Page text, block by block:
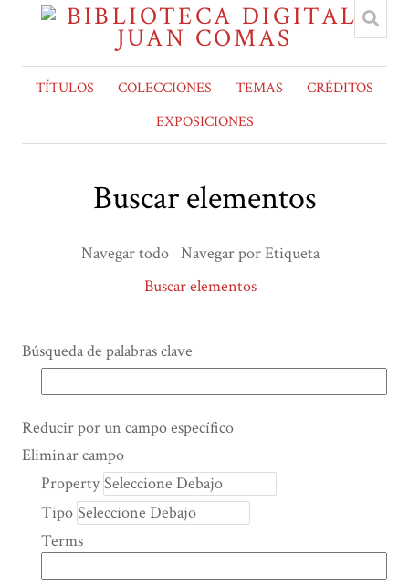
TÍTULOS COLECCIONES TEMAS
CRÉDITOS
EXPOSICIONES
Buscar elementos
Navegar todo Navegar por Etiqueta
Buscar elementos
Búsqueda de palabras clave
Number
rows
"Reducir
por
Reducir por un campo específico
Search Property
Tipo de búsqueda
Términos de búsqueda
Ensamblador de Búsqueda
Eliminar campo
Property
Tipo
Terms